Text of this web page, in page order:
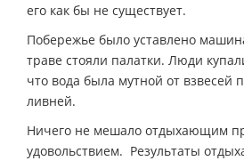
его как бы не существует.
Побережье было уставлено
траве стояли палатки. Люди
что вода была мутной от взвесей
ливней.
Ничего не мешало отдыхающим
удовольствием. Результаты